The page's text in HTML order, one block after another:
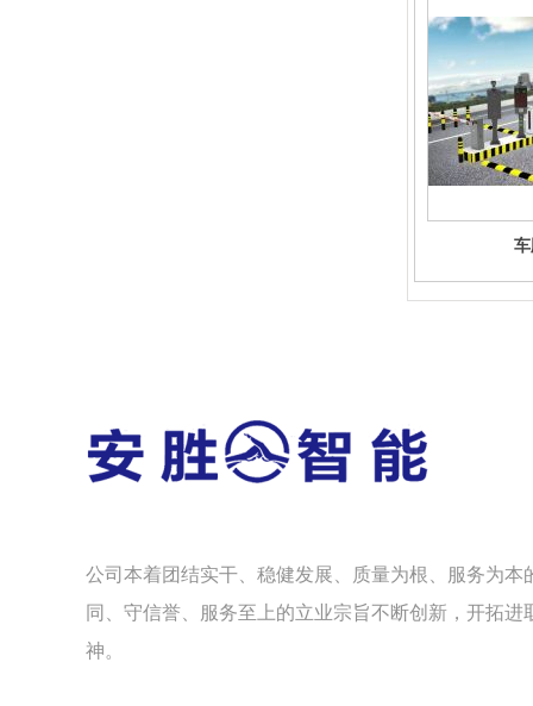
公司本着团结实干、稳健发展、质量为根、服务为本
同、守信誉、服务至上的立业宗旨不断创新，开拓进
神。